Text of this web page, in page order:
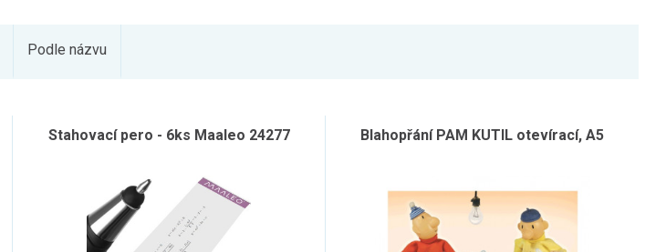
Podle názvu
Stahovací pero - 6ks Maaleo 24277 Blahopřání PAM KUTIL otevírací, A5